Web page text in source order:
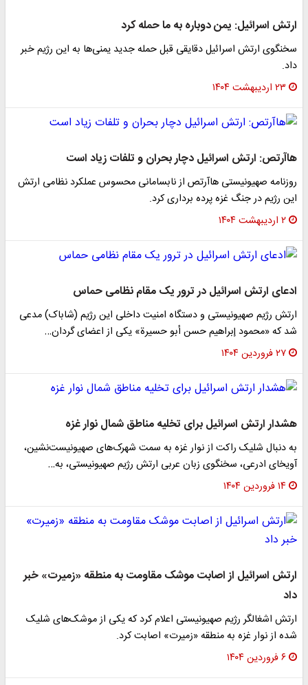
ارتش اسرائیل: یمن دوباره به ما حمله کرد
سخنگوی ارتش اسرائیل دقایقی قبل حمله جدید یمنی‌ها به این رژیم خبر
داد.
۲۳ اردیبهشت ۱۴۰۴
هاآرتص: ارتش اسرائیل دچار بحران و تلفات زیاد است
روزنامه صهیونیستی هاآرتص از نابسامانی محسوس عملکرد نظامی ارتش
این رژیم در جنگ غزه پرده برداری کرد.
۲ اردیبهشت ۱۴۰۴
ادعای ارتش اسرائیل در ترور یک مقام نظامی حماس
ارتش رژیم صهیونیستی و دستگاه امنیت داخلی این رژیم (شاباک) مدعی
شد که «محمود إبراهیم حسن أبو حسیرة» یکی از اعضای گردان…
۲۷ فروردین ۱۴۰۴
هشدار ارتش اسرائیل برای تخلیه مناطق شمال نوار غزه
به دنبال شلیک راکت از نوار غزه به سمت شهرک‌های صهیونیست‌نشین،
آویخای ادرعی، سخنگوی زبان عربی ارتش رژیم صهیونیستی، به…
۱۴ فروردین ۱۴۰۴
ارتش اسرائیل از اصابت موشک مقاومت به منطقه «زمیرت» خبر
داد
ارتش اشغالگر رژیم صهیونیستی اعلام کرد که یکی از موشک‌های شلیک
شده از نوار غزه به منطقه «زمیرت» اصابت کرد.
۶ فروردین ۱۴۰۴